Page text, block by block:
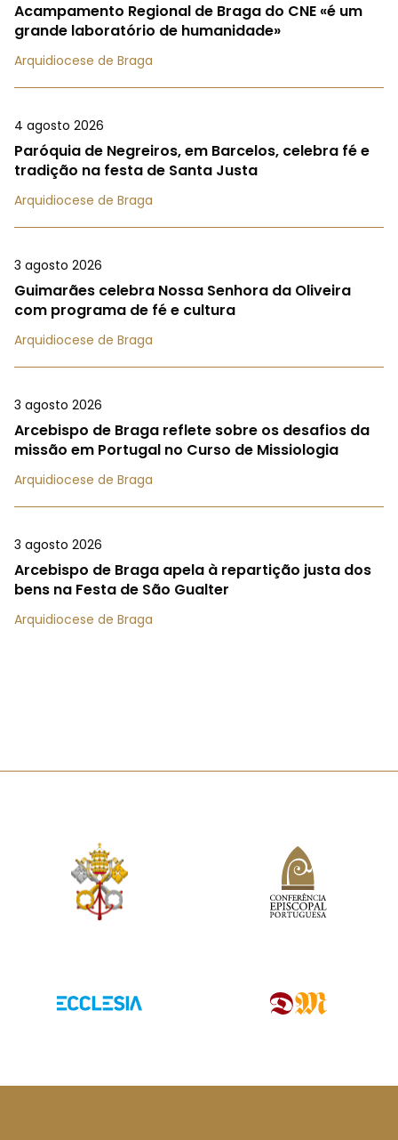
Acampamento Regional de Braga do CNE «é um
grande laboratório de humanidade»
Arquidiocese de Braga
4 agosto 2026
Paróquia de Negreiros, em Barcelos, celebra fé e
tradição na festa de Santa Justa
Arquidiocese de Braga
3 agosto 2026
Guimarães celebra Nossa Senhora da Oliveira
com programa de fé e cultura
Arquidiocese de Braga
3 agosto 2026
Arcebispo de Braga reflete sobre os desafios da
missão em Portugal no Curso de Missiologia
Arquidiocese de Braga
3 agosto 2026
Arcebispo de Braga apela à repartição justa dos
bens na Festa de São Gualter
Arquidiocese de Braga